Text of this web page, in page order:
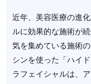
近年、美容医療の進
ルに効果的な施術が
気を集めている施術
シンを使った「ハイ
ラフェイシャルは、